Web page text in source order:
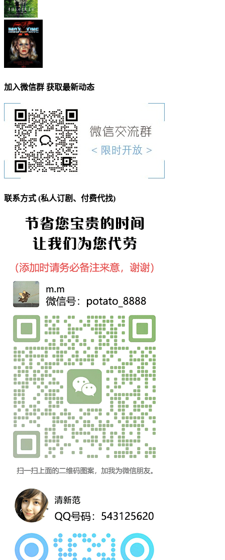
加入微信群 获取最新动态
联系方式 (私人订剧、付费代找)